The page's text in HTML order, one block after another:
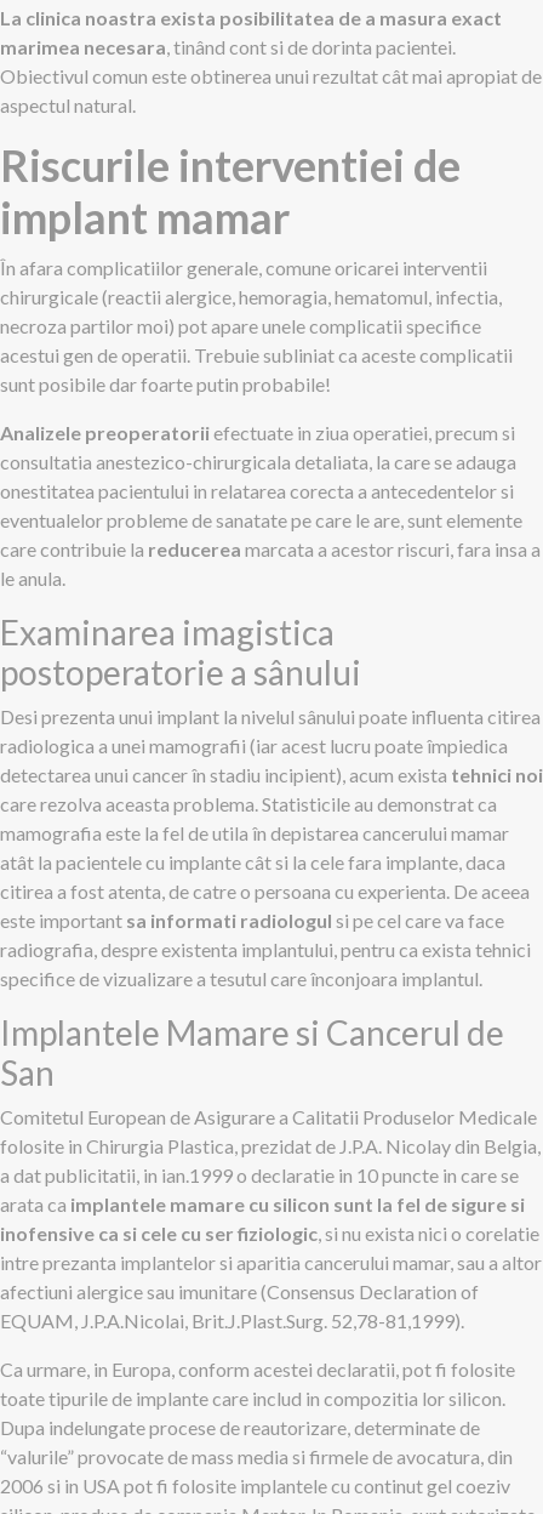
La clinica noastra exista posibilitatea de a masura exact
marimea necesara, tinând cont si de dorinta pacientei.
Obiectivul comun este obtinerea unui rezultat cât mai apropiat de
aspectul natural.
Riscurile interventiei de
implant mamar
În afara complicatiilor generale, comune oricarei interventii
chirurgicale (reactii alergice, hemoragia, hematomul, infectia,
necroza partilor moi) pot apare unele complicatii specifice
acestui gen de operatii. Trebuie subliniat ca aceste complicatii
sunt posibile dar foarte putin probabile!
Analizele preoperatoriiefectuate in ziua operatiei, precum si
consultatia anestezico-chirurgicala detaliata, la care se adauga
onestitatea pacientului in relatarea corecta a antecedentelor si
eventualelor probleme de sanatate pe care le are, sunt elemente
care contribuie la reducerea marcata a acestor riscuri, fara insa a
le anula.
Examinarea imagistica
postoperatorie a sânului
Desi prezenta unui implant la nivelul sânului poate influenta citirea
radiologica a unei mamografii (iar acest lucru poate împiedica
detectarea unui cancer în stadiu incipient), acum exista tehnici noi
care rezolva aceasta problema. Statisticile au demonstrat ca
mamografia este la fel de utila în depistarea cancerului mamar
atât la pacientele cu implante cât si la cele fara implante, daca
citirea a fost atenta, de catre o persoana cu experienta. De aceea
este important sa informati radiologul si pe cel care va face
radiografia, despre existenta implantului, pentru ca exista tehnici
specifice de vizualizare a tesutul care înconjoara implantul.
Implantele Mamare si Cancerul de
San
Comitetul European de Asigurare a Calitatii Produselor Medicale
folosite in Chirurgia Plastica, prezidat de J.P.A. Nicolay din Belgia,
a dat publicitatii, in ian.1999 o declaratie in 10 puncte in care se
arata ca implantele mamare cu silicon sunt la fel de sigure si
inofensive ca si cele cu ser fiziologic, si nu exista nici o corelatie
intre prezanta implantelor si aparitia cancerului mamar, sau a altor
afectiuni alergice sau imunitare (Consensus Declaration of
EQUAM, J.P.A.Nicolai, Brit.J.Plast.Surg. 52,78-81,1999).
Ca urmare, in Europa, conform acestei declaratii, pot fi folosite
toate tipurile de implante care includ in compozitia lor silicon.
Dupa indelungate procese de reautorizare, determinate de
“valurile” provocate de mass media si firmele de avocatura, din
2006 si in USA pot fi folosite implantele cu continut gel coeziv